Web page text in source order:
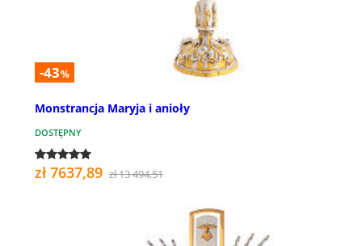
-43%
Monstrancja Maryja i anioły
DOSTĘPNY
zł 7637,89 zł 13 494,51